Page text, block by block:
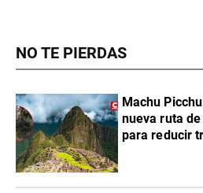
NO TE PIERDAS
Machu
nueva ruta
para reducir